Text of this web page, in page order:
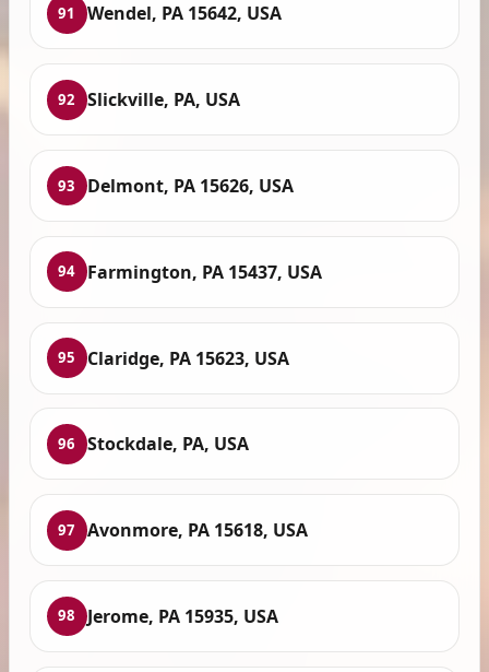
91 Wendel, PA 15642, USA
92 Slickville, PA, USA
93 Delmont, PA 15626, USA
94 Farmington, PA 15437, USA
95 Claridge, PA 15623, USA
96 Stockdale, PA, USA
97 Avonmore, PA 15618, USA
98 Jerome, PA 15935, USA